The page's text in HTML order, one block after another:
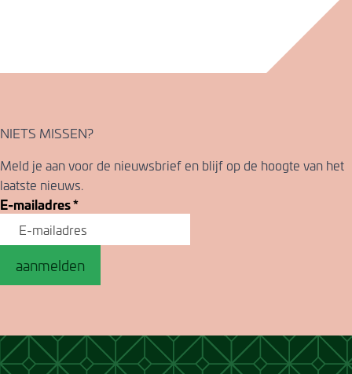
NIETS MISSEN?
Meld je aan voor de nieuwsbrief en blijf op de hoogte van het
laatste nieuws.
E-mailadres*
aanmelden